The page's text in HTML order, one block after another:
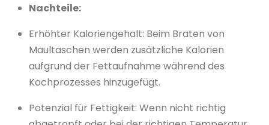
Nachteile:
Erhöhter Kaloriengehalt: Beim Braten von
Maultaschen werden zusätzliche Kalorien
aufgrund der Fettaufnahme während des
Kochprozesses hinzugefügt.
Potenzial für Fettigkeit: Wenn nicht richtig